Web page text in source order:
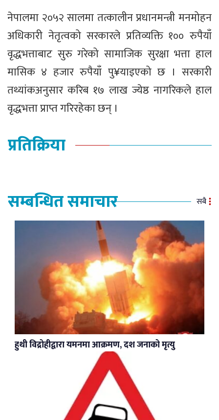
नेपालमा २०५२ सालमा तत्कालीन प्रधानमन्त्री मनमोहन
अधिकारी नेतृत्वको सरकारले प्रतिव्यक्ति १०० रुपैयाँ
वृद्धभत्ताबाट सुरु गरेको सामाजिक सुरक्षा भत्ता हाल
मासिक ४ हजार रुपैयाँ पु¥याइएको छ । सरकारी
तथ्यांकअनुसार करिब १७ लाख ज्येष्ठ नागरिकले हाल
वृद्धभत्ता प्राप्त गरिरहेका छन् ।
प्रतिक्रिया
सम्बन्धित समाचार सबै
हुथी विद्रोहीद्वारा यमनमा आक्रमण, दश जनाको मृत्यु